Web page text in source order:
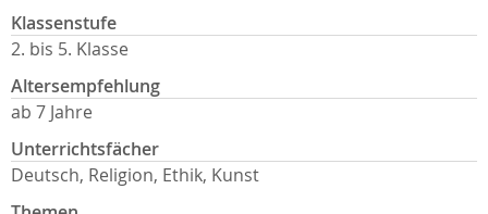
Klassenstufe
2. bis 5. Klasse
Altersempfehlung
ab 7 Jahre
Unterrichtsfächer
Deutsch, Religion, Ethik, Kunst